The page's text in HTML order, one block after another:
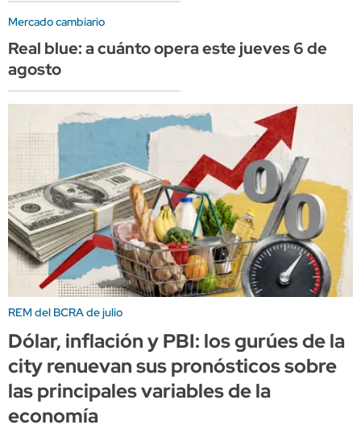
Mercado cambiario
Real blue: a cuánto opera este jueves 6 de
agosto
REM del BCRA de julio
Dólar, inflación y PBI: los gurúes de la
city renuevan sus pronósticos sobre
las principales variables de la
economía